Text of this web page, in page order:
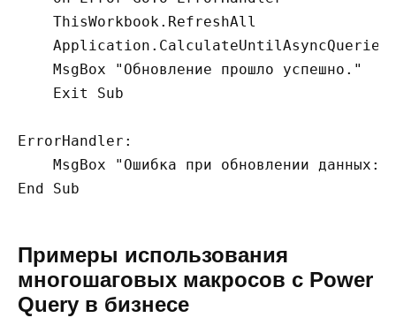
    ThisWorkbook.RefreshAll
    MsgBox "Обновление прошло успешно."
    Exit Sub
ErrorHandler:
MsgBox "Ошибка при обновлении данных:
Примеры использования
многошаговых макросов с Power
Query в бизнесе